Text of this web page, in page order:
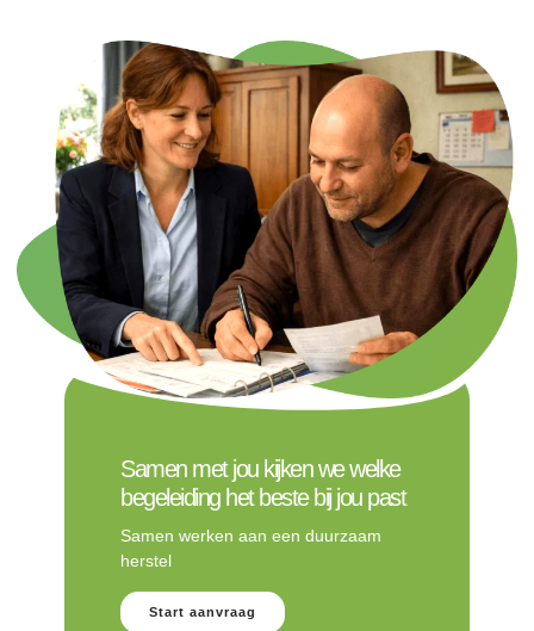
Samen met jou kijken we welke
begeleiding het beste bij jou past
Samen werken aan een duurzaam
herstel
Start aanvraag